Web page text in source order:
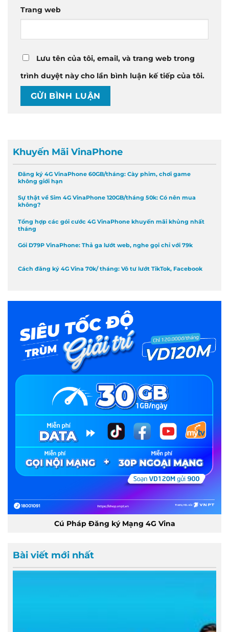
Trang web
Lưu tên của tôi, email, và trang web trong
trình duyệt này cho lần bình luận kế tiếp của tôi.
Khuyến Mãi VinaPhone
Đăng ký 4G VinaPhone 60GB/tháng: Cày phim, chơi game
không giới hạn
Sự thật về Sim 4G VinaPhone 120GB/tháng 50k: Có nên mua
không?
Tổng hợp các gói cước 4G VinaPhone khuyến mãi khủng nhất
tháng
Gói D79P VinaPhone: Thả ga lướt web, nghe gọi chỉ với 79k
Cách đăng ký 4G Vina 70k/ tháng: Vô tư lướt TikTok, Facebook
Cú Pháp Đăng ký Mạng 4G Vina
Bài viết mới nhất